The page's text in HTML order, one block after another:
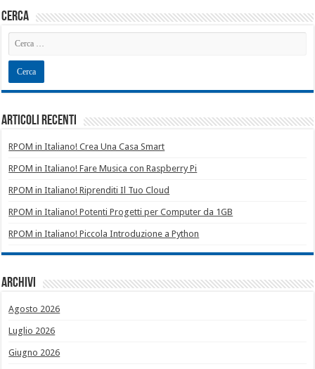
cerca
Articoli recenti
RPOM in Italiano! Crea Una Casa Smart
RPOM in Italiano! Fare Musica con Raspberry Pi
RPOM in Italiano! Riprenditi Il Tuo Cloud
RPOM in Italiano! Potenti Progetti per Computer da 1GB
RPOM in Italiano! Piccola Introduzione a Python
Archivi
Agosto 2026
Luglio 2026
Giugno 2026